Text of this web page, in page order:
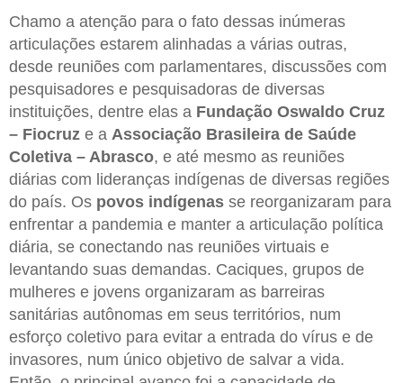
Chamo a atenção para o fato dessas inúmeras
articulações estarem alinhadas a várias outras,
desde reuniões com parlamentares, discussões com
pesquisadores e pesquisadoras de diversas
instituições, dentre elas a Fundação Oswaldo Cruz
– Fiocruz e a Associação Brasileira de Saúde
Coletiva – Abrasco, e até mesmo as reuniões
diárias com lideranças indígenas de diversas regiões
do país. Os povos indígenas se reorganizaram para
enfrentar a pandemia e manter a articulação política
diária, se conectando nas reuniões virtuais e
levantando suas demandas. Caciques, grupos de
mulheres e jovens organizaram as barreiras
sanitárias autônomas em seus territórios, num
esforço coletivo para evitar a entrada do vírus e de
invasores, num único objetivo de salvar a vida.